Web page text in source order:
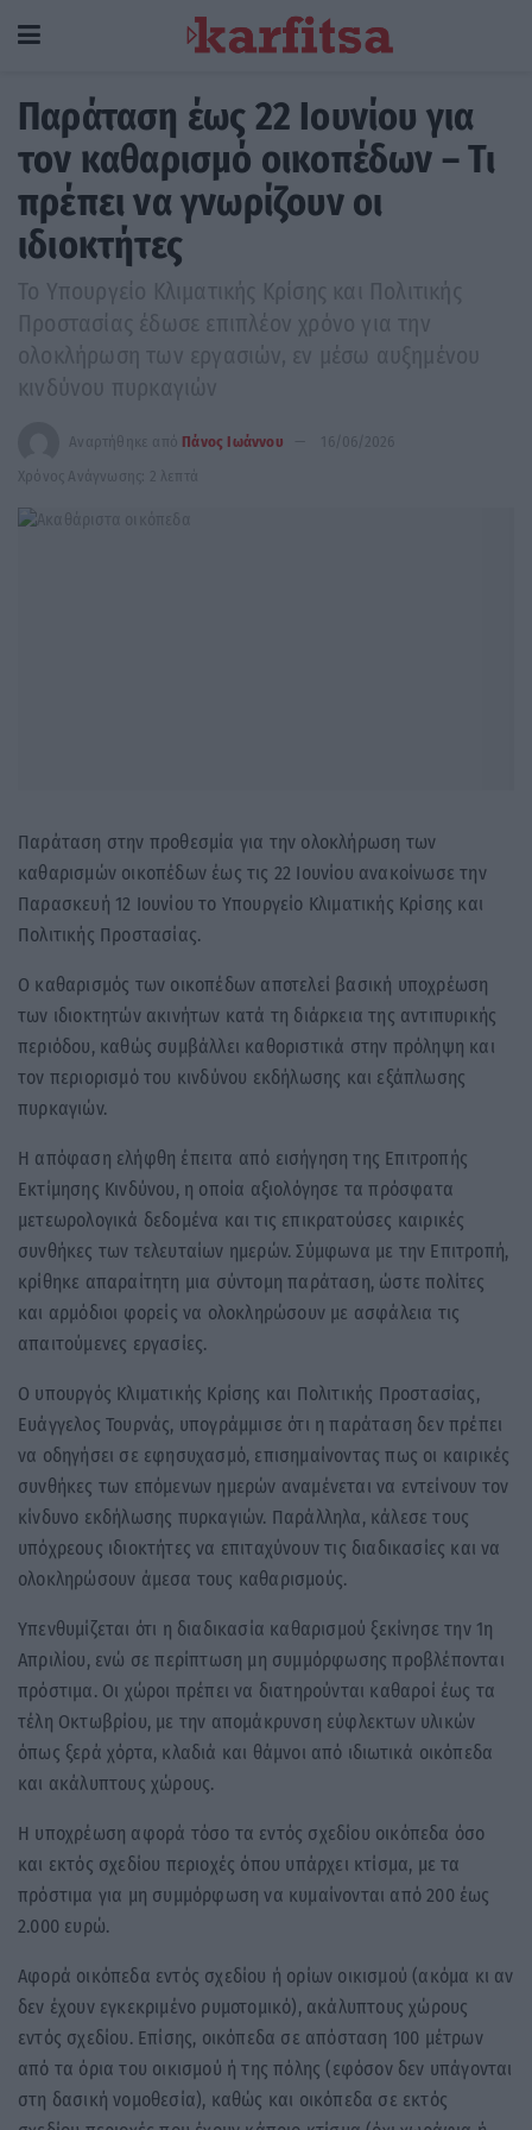
Παράταση έως 22 Ιουνίου για
τον καθαρισμό οικοπέδων – Τι
πρέπει να γνωρίζουν οι
ιδιοκτήτες
Το Υπουργείο Κλιματικής Κρίσης και Πολιτικής
Προστασίας έδωσε επιπλέον χρόνο για την
ολοκλήρωση των εργασιών, εν μέσω αυξημένου
κινδύνου πυρκαγιών
Αναρτήθηκε από Πάνος Ιωάννου
16/06/2026
Χρόνος Ανάγνωσης: 2 λεπτά
Παράταση στην προθεσμία για την ολοκλήρωση των
καθαρισμών οικοπέδων έως τις 22 Ιουνίου ανακοίνωσε την
Παρασκευή 12 Ιουνίου το Υπουργείο Κλιματικής Κρίσης και
Πολιτικής Προστασίας.
Ο καθαρισμός των οικοπέδων αποτελεί βασική υποχρέωση
των ιδιοκτητών ακινήτων κατά τη διάρκεια της αντιπυρικής
περιόδου, καθώς συμβάλλει καθοριστικά στην πρόληψη και
τον περιορισμό του κινδύνου εκδήλωσης και εξάπλωσης
πυρκαγιών.
Η απόφαση ελήφθη έπειτα από εισήγηση της Επιτροπής
Εκτίμησης Κινδύνου, η οποία αξιολόγησε τα πρόσφατα
μετεωρολογικά δεδομένα και τις επικρατούσες καιρικές
συνθήκες των τελευταίων ημερών. Σύμφωνα με την Επιτροπή,
κρίθηκε απαραίτητη μια σύντομη παράταση, ώστε πολίτες
και αρμόδιοι φορείς να ολοκληρώσουν με ασφάλεια τις
απαιτούμενες εργασίες.
Ο υπουργός Κλιματικής Κρίσης και Πολιτικής Προστασίας,
Ευάγγελος Τουρνάς, υπογράμμισε ότι η παράταση δεν πρέπει
να οδηγήσει σε εφησυχασμό, επισημαίνοντας πως οι καιρικές
συνθήκες των επόμενων ημερών αναμένεται να εντείνουν τον
κίνδυνο εκδήλωσης πυρκαγιών. Παράλληλα, κάλεσε τους
υπόχρεους ιδιοκτήτες να επιταχύνουν τις διαδικασίες και να
ολοκληρώσουν άμεσα τους καθαρισμούς.
Υπενθυμίζεται ότι η διαδικασία καθαρισμού ξεκίνησε την 1η
Απριλίου, ενώ σε περίπτωση μη συμμόρφωσης προβλέπονται
πρόστιμα. Οι χώροι πρέπει να διατηρούνται καθαροί έως τα
τέλη Οκτωβρίου, με την απομάκρυνση εύφλεκτων υλικών
όπως ξερά χόρτα, κλαδιά και θάμνοι από ιδιωτικά οικόπεδα
και ακάλυπτους χώρους.
Η υποχρέωση αφορά τόσο τα εντός σχεδίου οικόπεδα όσο
και εκτός σχεδίου περιοχές όπου υπάρχει κτίσμα, με τα
πρόστιμα για μη συμμόρφωση να κυμαίνονται από 200 έως
2.000 ευρώ.
Αφορά οικόπεδα εντός σχεδίου ή ορίων οικισμού (ακόμα κι αν
δεν έχουν εγκεκριμένο ρυμοτομικό), ακάλυπτους χώρους
εντός σχεδίου. Επίσης, οικόπεδα σε απόσταση 100 μέτρων
από τα όρια του οικισμού ή της πόλης (εφόσον δεν υπάγονται
στη δασική νομοθεσία), καθώς και οικόπεδα σε εκτός